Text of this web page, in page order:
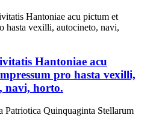
Hantoniae acu
pro hasta vexilli,
navi, horto.